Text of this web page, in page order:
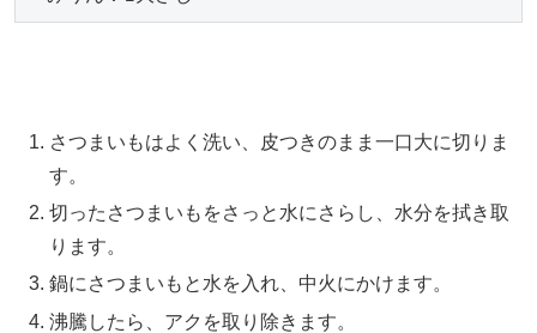
さつまいもはよく洗い、皮つきのまま一口大に切りま
す。
切ったさつまいもをさっと水にさらし、水分を拭き取
ります。
鍋にさつまいもと水を入れ、中火にかけます。
沸騰したら、アクを取り除きます。